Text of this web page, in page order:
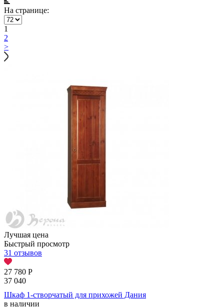
На странице:
1
2
>
Лучшая цена
Быстрый просмотр
31 отзывов
27 780 Р
37 040
Шкаф 1-створчатый для прихожей Дания
в наличии